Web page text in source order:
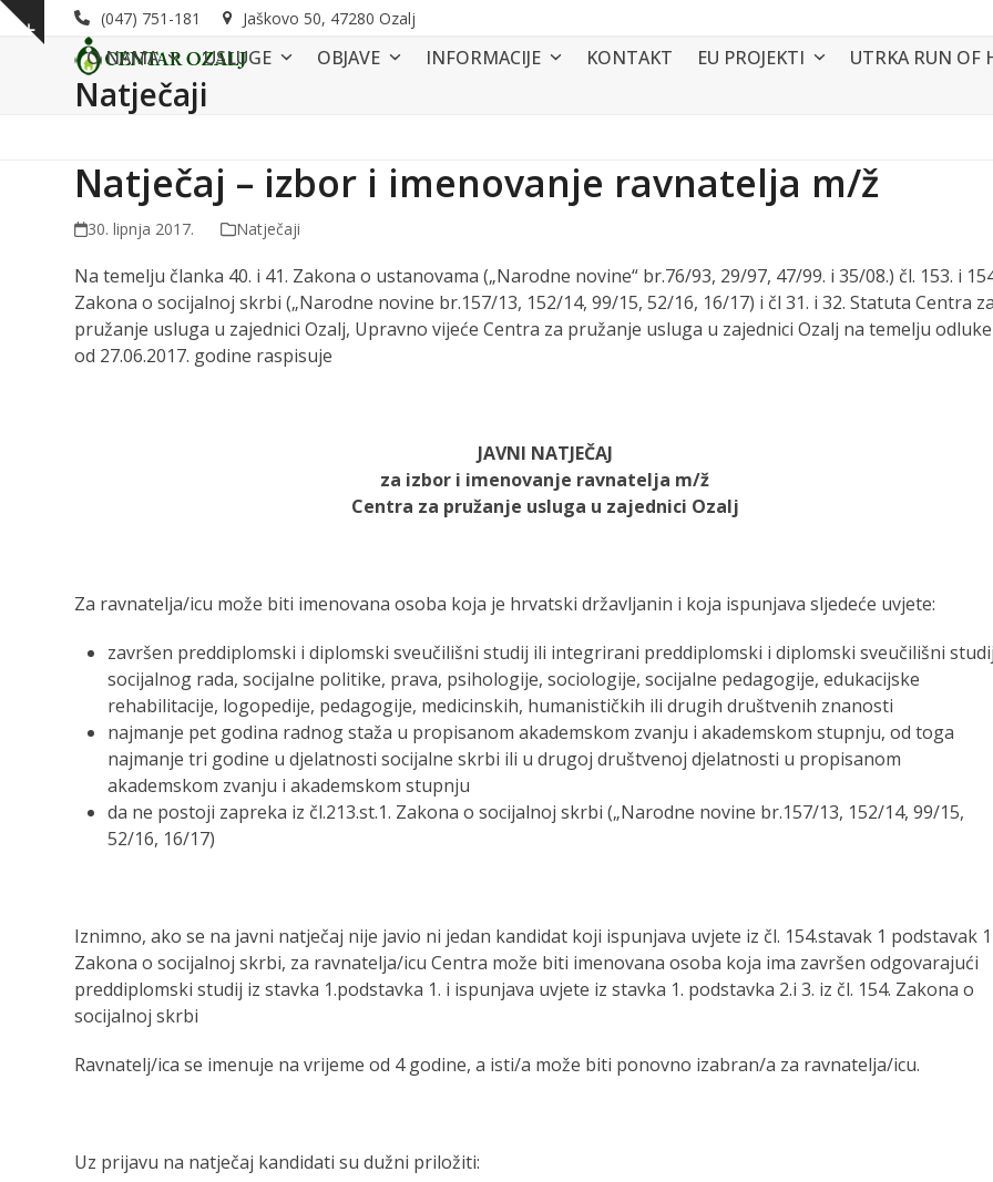
Skip
Show
(047) 751-181 Jaškovo 50, 47280 Ozalj
O NAMA USLUGE OBJAVE INFORMACIJE KONTAKT EU PROJEKTI UTRKA RUN OF
Natječaji
Natječaj – izbor i imenovanje ravnatelja m/ž
30. lipnja 2017. Natječaji
Na temelju članka 40. i 41. Zakona o ustanovama („Narodne novine“ br.76/93, 29/97, 47/99. i 35/08.) čl. 153. i
Zakona o socijalnoj skrbi („Narodne novine br.157/13, 152/14, 99/15, 52/16, 16/17) i čl 31. i 32. Statuta Centra
pružanje usluga u zajednici Ozalj, Upravno vijeće Centra za pružanje usluga u zajednici Ozalj na temelju odluke
od 27.06.2017. godine raspisuje
JAVNI NATJEČAJ
za izbor i imenovanje ravnatelja m/ž
Centra za pružanje usluga u zajednici Ozalj
Za ravnatelja/icu može biti imenovana osoba koja je hrvatski državljanin i koja ispunjava sljedeće uvjete:
završen preddiplomski i diplomski sveučilišni studij ili integrirani preddiplomski i diplomski sveučilišni
socijalnog rada, socijalne politike, prava, psihologije, sociologije, socijalne pedagogije, edukacijske
rehabilitacije, logopedije, pedagogije, medicinskih, humanističkih ili drugih društvenih znanosti
najmanje pet godina radnog staža u propisanom akademskom zvanju i akademskom stupnju, od toga
najmanje tri godine u djelatnosti socijalne skrbi ili u drugoj društvenoj djelatnosti u propisanom
akademskom zvanju i akademskom stupnju
da ne postoji zapreka iz čl.213.st.1. Zakona o socijalnoj skrbi („Narodne novine br.157/13, 152/14, 99/15,
52/16, 16/17)
Iznimno, ako se na javni natječaj nije javio ni jedan kandidat koji ispunjava uvjete iz čl. 154.stavak 1 podstavak 1
Zakona o socijalnoj skrbi, za ravnatelja/icu Centra može biti imenovana osoba koja ima završen odgovarajući
preddiplomski studij iz stavka 1.podstavka 1. i ispunjava uvjete iz stavka 1. podstavka 2.i 3. iz čl. 154. Zakona o
socijalnoj skrbi
Ravnatelj/ica se imenuje na vrijeme od 4 godine, a isti/a može biti ponovno izabran/a za ravnatelja/icu.
Uz prijavu na natječaj kandidati su dužni priložiti: